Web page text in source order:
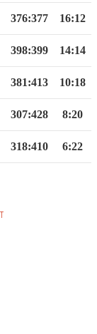
376:377 16:12
398:399 14:14
381:413 10:18
307:428 8:20
318:410 6:22